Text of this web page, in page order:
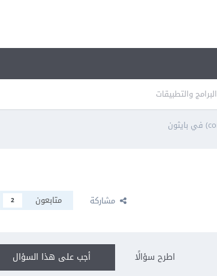
البرامج والتطبيقات
مشاركة متابعون 2
أجب على هذا السؤال اطرح سؤالًا